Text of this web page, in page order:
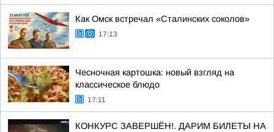
Как Омск встречал «Сталинских соколов»
17:13
Чесночная картошка: новый взгляд на
классическое блюдо
17:11
КОНКУРС ЗАВЕРШЁН!. ДАРИМ БИЛЕТЫ НА